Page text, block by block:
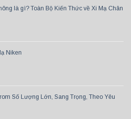
là gì? Toàn Bộ Kiến Thức về Xi Mạ Chân
Niken
Số Lượng Lớn, Sang Trọng, Theo Yêu